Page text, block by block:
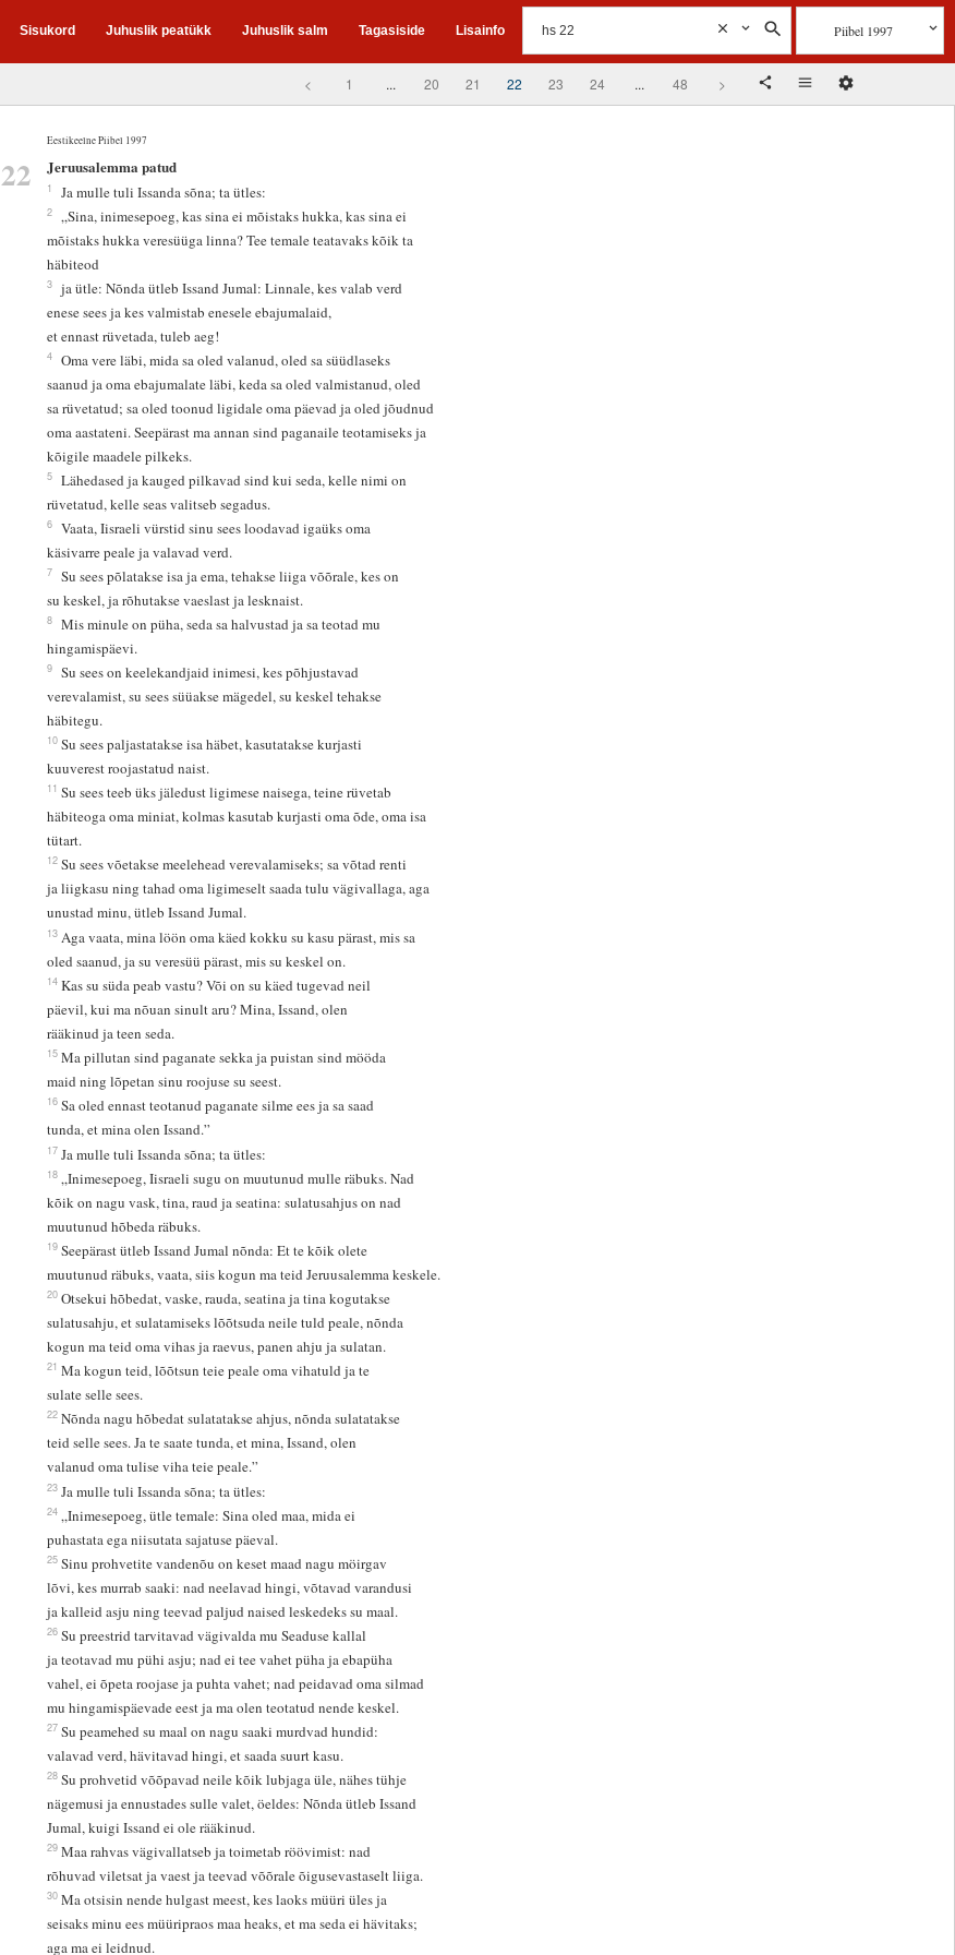
Sisukord Juhuslik peatükk Juhuslik salm Tagasiside Lisainfo Piibel 1997
< 1 ... 20 21 22 23 24 ... 48 >
Eestikeelne Piibel 1997
22 Jeruusalemma patud
1 Ja mulle tuli Issanda sõna; ta ütles:
2
„Sina, inimesepoeg, kas sina ei mõistaks hukka, kas sina ei
mõistaks hukka veresüüga linna? Tee temale teatavaks kõik ta
häbiteod
3
ja ütle: Nõnda ütleb Issand Jumal: Linnale, kes valab verd
enese sees ja kes valmistab enesele ebajumalaid,
et ennast rüvetada, tuleb aeg!
4
Oma vere läbi, mida sa oled valanud, oled sa süüdlaseks
saanud ja oma ebajumalate läbi, keda sa oled valmistanud, oled
sa rüvetatud; sa oled toonud ligidale oma päevad ja oled jõudnud
oma aastateni. Seepärast ma annan sind paganaile teotamiseks ja
kõigile maadele pilkeks.
5
Lähedased ja kauged pilkavad sind kui seda, kelle nimi on
rüvetatud, kelle seas valitseb segadus.
6
Vaata, Iisraeli vürstid sinu sees loodavad igaüks oma
käsivarre peale ja valavad verd.
7
Su sees põlatakse isa ja ema, tehakse liiga võõrale, kes on
su keskel, ja rõhutakse vaeslast ja lesknaist.
8
Mis minule on püha, seda sa halvustad ja sa teotad mu
hingamispäevi.
9
Su sees on keelekandjaid inimesi, kes põhjustavad
verevalamist, su sees süüakse mägedel, su keskel tehakse
häbitegu.
10 Su sees paljastatakse isa häbet, kasutatakse kurjasti
kuuverest roojastatud naist.
11 Su sees teeb üks jäledust ligimese naisega, teine rüvetab
häbiteoga oma miniat, kolmas kasutab kurjasti oma õde, oma isa
tütart.
12 Su sees võetakse meelehead verevalamiseks; sa võtad renti
ja liigkasu ning tahad oma ligimeselt saada tulu vägivallaga, aga
unustad minu, ütleb Issand Jumal.
13 Aga vaata, mina löön oma käed kokku su kasu pärast, mis sa
oled saanud, ja su veresüü pärast, mis su keskel on.
14 Kas su süda peab vastu? Või on su käed tugevad neil
päevil, kui ma nõuan sinult aru? Mina, Issand, olen
rääkinud ja teen seda.
15 Ma pillutan sind paganate sekka ja puistan sind mööda
maid ning lõpetan sinu roojuse su seest.
16 Sa oled ennast teotanud paganate silme ees ja sa saad
tunda, et mina olen Issand.”
17 Ja mulle tuli Issanda sõna; ta ütles:
18 „Inimesepoeg, Iisraeli sugu on muutunud mulle räbuks. Nad
kõik on nagu vask, tina, raud ja seatina: sulatusahjus on nad
muutunud hõbeda räbuks.
19 Seepärast ütleb Issand Jumal nõnda: Et te kõik olete
muutunud räbuks, vaata, siis kogun ma teid Jeruusalemma keskele.
20 Otsekui hõbedat, vaske, rauda, seatina ja tina kogutakse
sulatusahju, et sulatamiseks lõõtsuda neile tuld peale, nõnda
kogun ma teid oma vihas ja raevus, panen ahju ja sulatan.
21 Ma kogun teid, lõõtsun teie peale oma vihatuld ja te
sulate selle sees.
22 Nõnda nagu hõbedat sulatatakse ahjus, nõnda sulatatakse
teid selle sees. Ja te saate tunda, et mina, Issand, olen
valanud oma tulise viha teie peale.”
23 Ja mulle tuli Issanda sõna; ta ütles:
24 „Inimesepoeg, ütle temale: Sina oled maa, mida ei
puhastata ega niisutata sajatuse päeval.
25 Sinu prohvetite vandenõu on keset maad nagu möirgav
lõvi, kes murrab saaki: nad neelavad hingi, võtavad varandusi
ja kalleid asju ning teevad paljud naised leskedeks su maal.
26 Su preestrid tarvitavad vägivalda mu Seaduse kallal
ja teotavad mu pühi asju; nad ei tee vahet püha ja ebapüha
vahel, ei õpeta roojase ja puhta vahet; nad peidavad oma silmad
mu hingamispäevade eest ja ma olen teotatud nende keskel.
27 Su peamehed su maal on nagu saaki murdvad hundid:
valavad verd, hävitavad hingi, et saada suurt kasu.
28 Su prohvetid võõpavad neile kõik lubjaga üle, nähes tühje
nägemusi ja ennustades sulle valet, öeldes: Nõnda ütleb Issand
Jumal, kuigi Issand ei ole rääkinud.
29 Maa rahvas vägivallatseb ja toimetab röövimist: nad
rõhuvad viletsat ja vaest ja teevad võõrale õigusevastaselt liiga.
30 Ma otsisin nende hulgast meest, kes laoks müüri üles ja
seisaks minu ees müüripraos maa heaks, et ma seda ei hävitaks;
aga ma ei leidnud.